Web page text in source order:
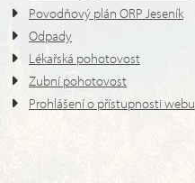
Povodňový plán ORP Jeseník
Odpady
Lékařská pohotovost
Zubní pohotovost
Prohlášení o přístupnosti webu